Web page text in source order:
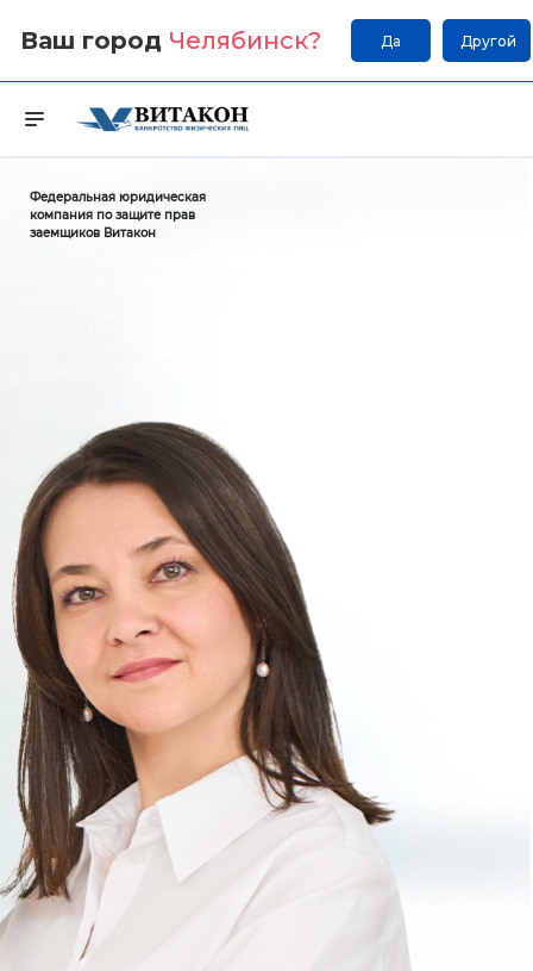
Ваш город Челябинск? Да Другой
Федеральная юридическая
компания по защите прав
заемщиков Витакон